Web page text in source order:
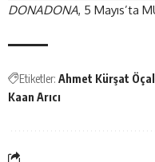
DONADONA, 5 Mayıs’ta
Etiketler: Ahmet Kürşat
Kaan Arıcı